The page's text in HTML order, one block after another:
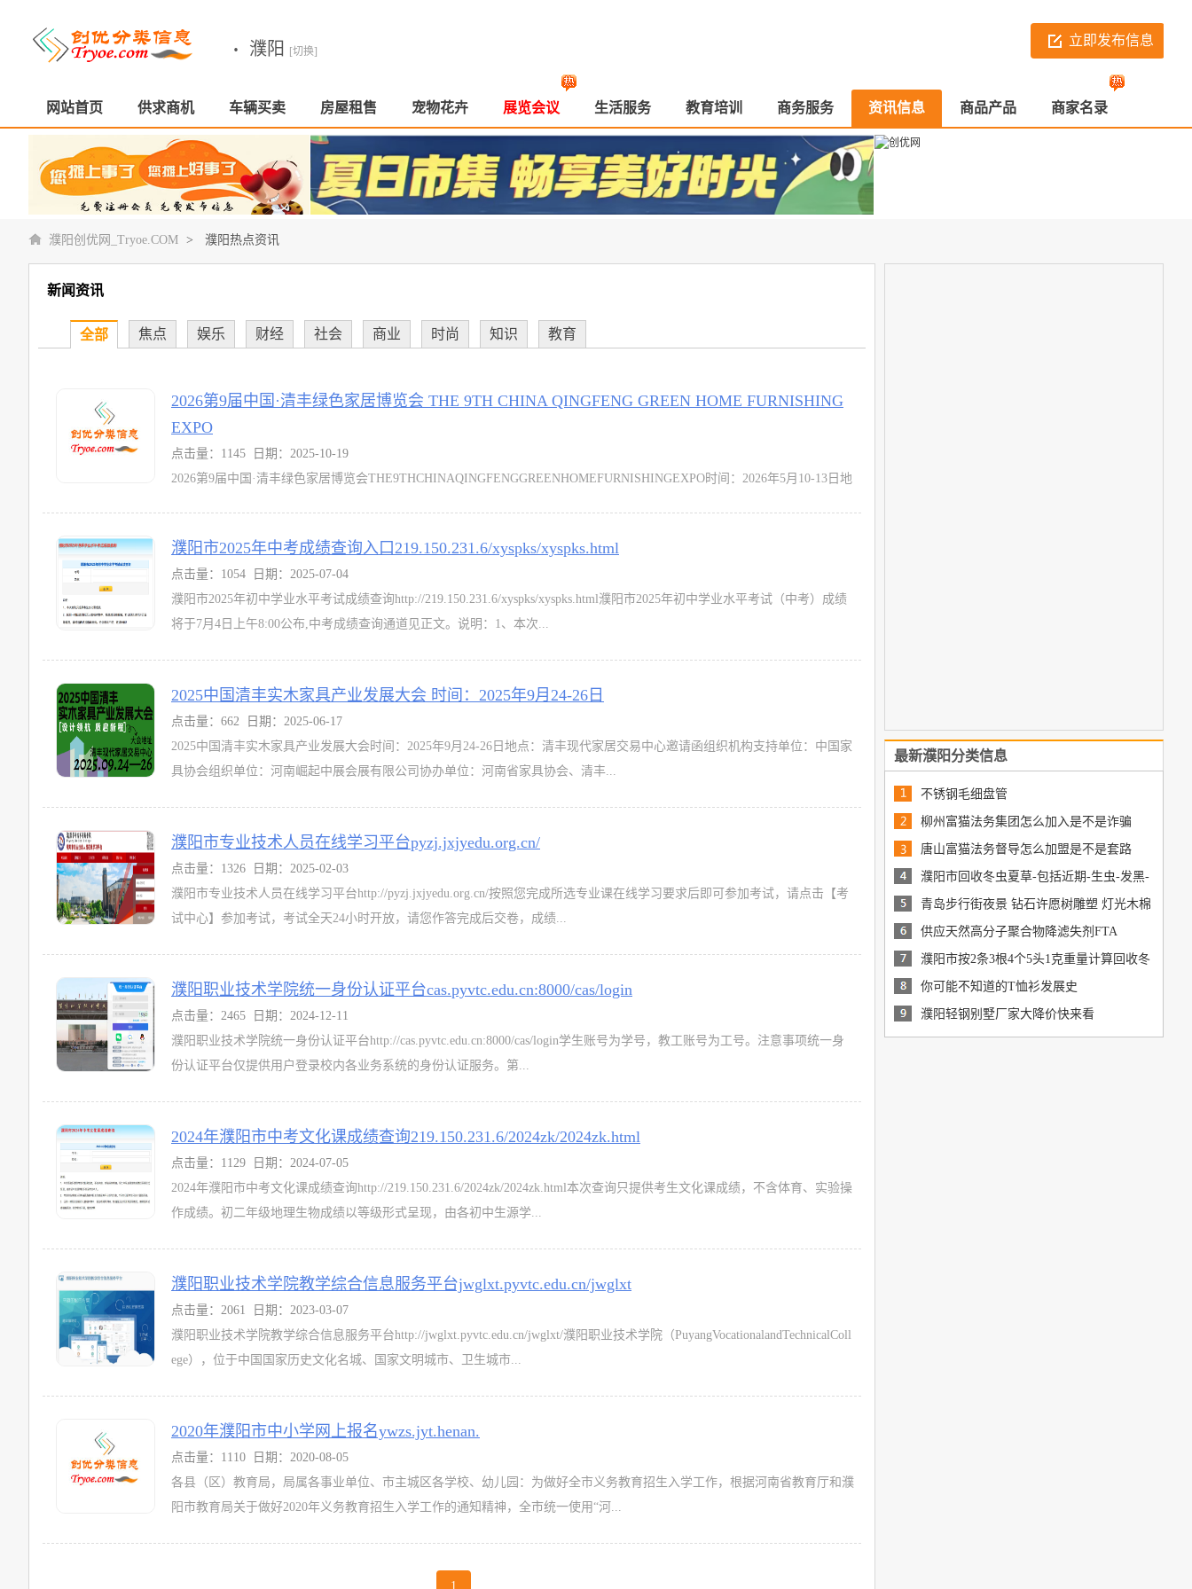
立即发布信息
· 濮阳 [切换]
网站首页 供求商机 车辆买卖 房屋租售 宠物花卉 展览会议 生活服务 教育培训 商务服务 资讯信息 商品产品 商家名录
濮阳创优网_Tryoe.COM > 濮阳热点资讯
新闻资讯
全部 焦点 娱乐 财经 社会 商业 时尚 知识 教育
2026第9届中国·清丰绿色家居博览会 THE 9TH CHINA QINGFENG GREEN HOME FURNISHING
EXPO
点击量：1145 日期：2025-10-19
2026第9届中国·清丰绿色家居博览会THE9THCHINAQINGFENGGREENHOMEFURNISHINGEXPO时间：2026年5月10-13日地
濮阳市2025年中考成绩查询入口219.150.231.6/xyspks/xyspks.html
点击量：1054 日期：2025-07-04
濮阳市2025年初中学业水平考试成绩查询http://219.150.231.6/xyspks/xyspks.html濮阳市2025年初中学业水平考试（中考）成绩
将于7月4日上午8:00公布,中考成绩查询通道见正文。说明：1、本次...
2025中国清丰实木家具产业发展大会 时间：2025年9月24-26日
点击量：662 日期：2025-06-17
2025中国清丰实木家具产业发展大会时间：2025年9月24-26日地点：清丰现代家居交易中心邀请函组织机构支持单位：中国家
具协会组织单位：河南崛起中展会展有限公司协办单位：河南省家具协会、清丰...
濮阳市专业技术人员在线学习平台pyzj.jxjyedu.org.cn/
点击量：1326 日期：2025-02-03
濮阳市专业技术人员在线学习平台http://pyzj.jxjyedu.org.cn/按照您完成所选专业课在线学习要求后即可参加考试，请点击【考
试中心】参加考试，考试全天24小时开放，请您作答完成后交卷，成绩...
濮阳职业技术学院统一身份认证平台cas.pyvtc.edu.cn:8000/cas/login
点击量：2465 日期：2024-12-11
濮阳职业技术学院统一身份认证平台http://cas.pyvtc.edu.cn:8000/cas/login学生账号为学号，教工账号为工号。注意事项统一身
份认证平台仅提供用户登录校内各业务系统的身份认证服务。第...
2024年濮阳市中考文化课成绩查询219.150.231.6/2024zk/2024zk.html
点击量：1129 日期：2024-07-05
2024年濮阳市中考文化课成绩查询http://219.150.231.6/2024zk/2024zk.html本次查询只提供考生文化课成绩，不含体育、实验操
作成绩。初二年级地理生物成绩以等级形式呈现，由各初中生源学...
濮阳职业技术学院教学综合信息服务平台jwglxt.pyvtc.edu.cn/jwglxt
点击量：2061 日期：2023-03-07
濮阳职业技术学院教学综合信息服务平台http://jwglxt.pyvtc.edu.cn/jwglxt/濮阳职业技术学院（PuyangVocationalandTechnicalColl
ege），位于中国国家历史文化名城、国家文明城市、卫生城市...
2020年濮阳市中小学网上报名ywzs.jyt.henan.
点击量：1110 日期：2020-08-05
各县（区）教育局，局属各事业单位、市主城区各学校、幼儿园：为做好全市义务教育招生入学工作，根据河南省教育厅和濮
阳市教育局关于做好2020年义务教育招生入学工作的通知精神，全市统一使用“河...
1
最新濮阳分类信息
不锈钢毛细盘管
柳州富猫法务集团怎么加入是不是诈骗
唐山富猫法务督导怎么加盟是不是套路
濮阳市回收冬虫夏草-包括近期-生虫-发黑-
混瘪-杂碎-断条草
青岛步行街夜景 钻石许愿树雕塑 灯光木棉
树雕塑摆件
供应天然高分子聚合物降滤失剂FTA
濮阳市按2条3根4个5头1克重量计算回收冬
虫夏草价格
你可能不知道的T恤衫发展史
濮阳轻钢别墅厂家大降价快来看